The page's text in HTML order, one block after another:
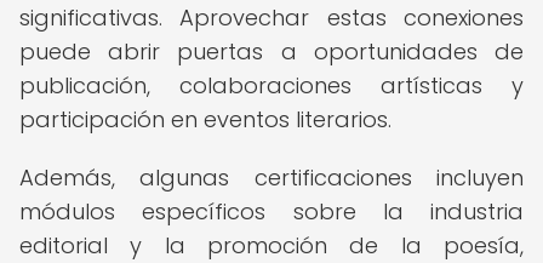
significativas. Aprovechar estas conexiones
puede abrir puertas a oportunidades de
publicación, colaboraciones artísticas y
participación en eventos literarios.
Además, algunas certificaciones incluyen
módulos específicos sobre la industria
editorial y la promoción de la poesía,